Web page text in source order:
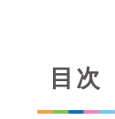
目次